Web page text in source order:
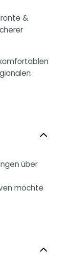
&
über
möchte